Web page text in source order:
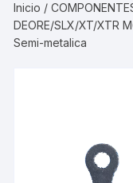
Inicio /
DEORE/SLX/XT/XTR
Semi-metalica